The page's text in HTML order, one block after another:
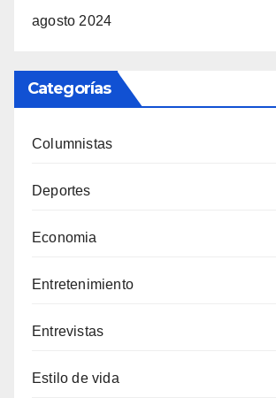
agosto 2024
Categorías
Columnistas
Deportes
Economia
Entretenimiento
Entrevistas
Estilo de vida